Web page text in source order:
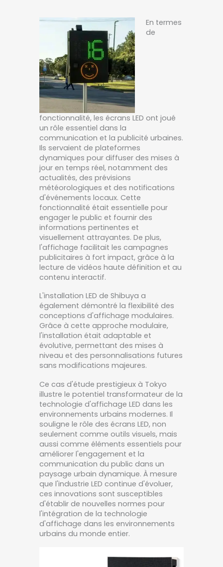
En termes
de
fonctionnalité, les écrans LED ont joué
un rôle essentiel dans la
communication et la publicité urbaines.
Ils servaient de plateformes
dynamiques pour diffuser des mises à
jour en temps réel, notamment des
actualités, des prévisions
météorologiques et des notifications
d'événements locaux. Cette
fonctionnalité était essentielle pour
engager le public et fournir des
informations pertinentes et
visuellement attrayantes. De plus,
l'affichage facilitait les campagnes
publicitaires à fort impact, grâce à la
lecture de vidéos haute définition et au
contenu interactif.
L'installation LED de Shibuya a
également démontré la flexibilité des
conceptions d'affichage modulaires.
Grâce à cette approche modulaire,
l'installation était adaptable et
évolutive, permettant des mises à
niveau et des personnalisations futures
sans modifications majeures.
Ce cas d'étude prestigieux à Tokyo
illustre le potentiel transformateur de la
technologie d'affichage LED dans les
environnements urbains modernes. Il
souligne le rôle des écrans LED, non
seulement comme outils visuels, mais
aussi comme éléments essentiels pour
améliorer l'engagement et la
communication du public dans un
paysage urbain dynamique. À mesure
que l'industrie LED continue d'évoluer,
ces innovations sont susceptibles
d'établir de nouvelles normes pour
l'intégration de la technologie
d'affichage dans les environnements
urbains du monde entier.